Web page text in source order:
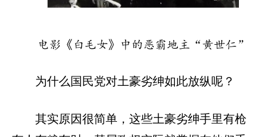
电影《白毛女》中的恶霸地主“黄世仁”
为什么国民党对土豪劣绅如此放纵呢？
其实原因很简单，这些土豪劣绅手里有枪